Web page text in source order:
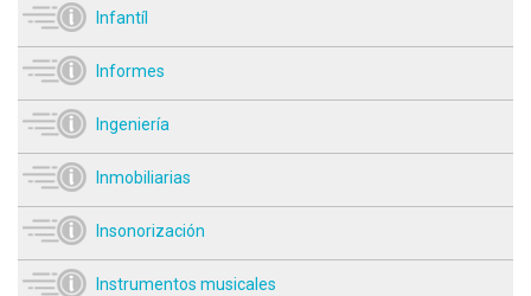
Infantíl
Informes
Ingeniería
Inmobiliarias
Insonorización
Instrumentos musicales